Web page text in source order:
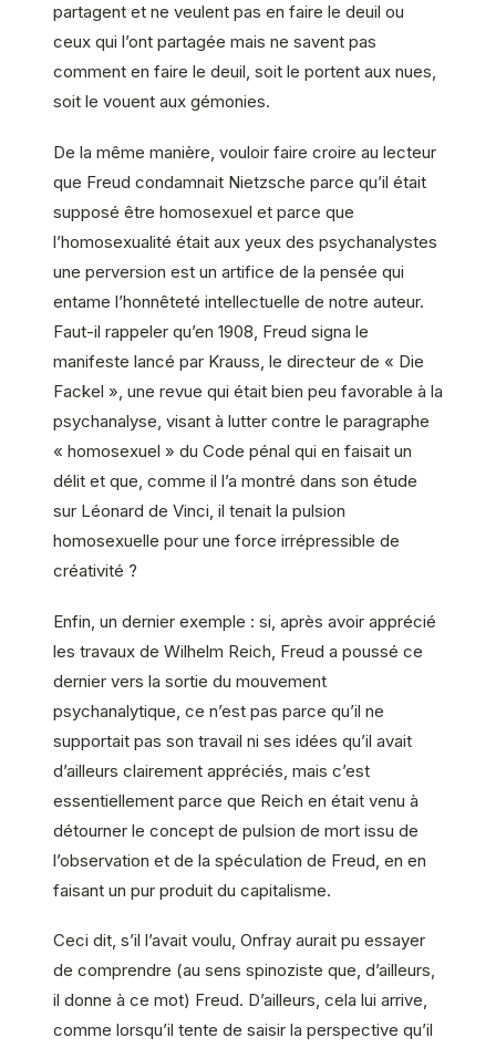
partagent et ne veulent pas en faire le deuil ou
ceux qui l’ont partagée mais ne savent pas
comment en faire le deuil, soit le portent aux nues,
soit le vouent aux gémonies.
De la même manière, vouloir faire croire au lecteur
que Freud condamnait Nietzsche parce qu’il était
supposé être homosexuel et parce que
l’homosexualité était aux yeux des psychanalystes
une perversion est un artifice de la pensée qui
entame l’honnêteté intellectuelle de notre auteur.
Faut-il rappeler qu’en 1908, Freud signa le
manifeste lancé par Krauss, le directeur de « Die
Fackel », une revue qui était bien peu favorable à la
psychanalyse, visant à lutter contre le paragraphe
« homosexuel » du Code pénal qui en faisait un
délit et que, comme il l’a montré dans son étude
sur Léonard de Vinci, il tenait la pulsion
homosexuelle pour une force irrépressible de
créativité ?
Enfin, un dernier exemple : si, après avoir apprécié
les travaux de Wilhelm Reich, Freud a poussé ce
dernier vers la sortie du mouvement
psychanalytique, ce n’est pas parce qu’il ne
supportait pas son travail ni ses idées qu’il avait
d’ailleurs clairement appréciés, mais c’est
essentiellement parce que Reich en était venu à
détourner le concept de pulsion de mort issu de
l’observation et de la spéculation de Freud, en en
faisant un pur produit du capitalisme.
Ceci dit, s’il l’avait voulu, Onfray aurait pu essayer
de comprendre (au sens spinoziste que, d’ailleurs,
il donne à ce mot) Freud. D’ailleurs, cela lui arrive,
comme lorsqu’il tente de saisir la perspective qu’il